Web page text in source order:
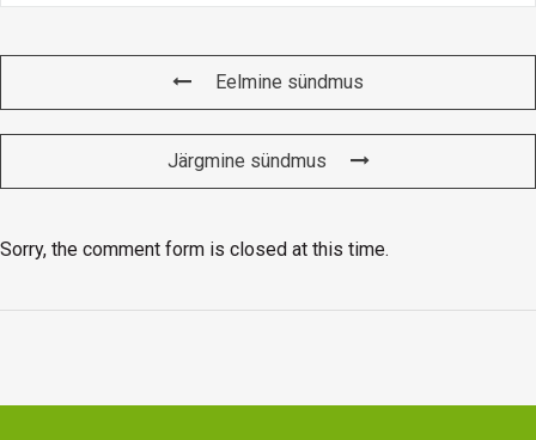
Eelmine sündmus
Järgmine sündmus
Sorry, the comment form is closed at this time.